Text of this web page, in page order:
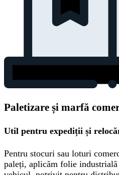
Paletizare și marfă
Util pentru expediții și
Pentru stocuri sau loturi
paleți, aplicăm folie